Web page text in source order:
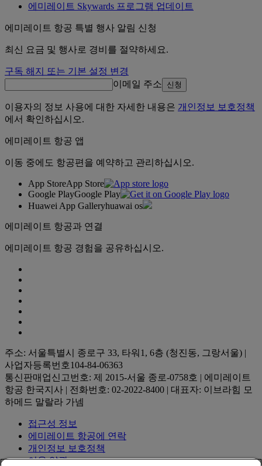
에미레이트 Skywards 프로그램 업데이트
에미레이트 항공 특별 행사 알림 신청
최신 요금 및 행사로 경비를 절약하세요.
구독 해지 또는 기본 설정 변경
이메일 주소
신청
이용자의 정보 사용에 대한 자세한 내용은 개인정보 보호정책
에서 확인하십시오.
에미레이트 항공 앱
이동 중에도 항공편을 예약하고 관리하십시오.
App StoreApp Store
Google PlayGoogle Play
Huawei App Galleryhuawai os
에미레이트 항공과 연결
에미레이트 항공 경험을 공유하십시오.
주소: 서울특별시 종로구 33, 타워1, 6층 (청진동, 그랑서울) |
사업자등록번호104-84-06363
통신판매업신고번호: 제 2015-서울 종로-0758호 | 에미레이트
항공 한국지사 | 전화번호: 02-2022-8400 | 대표자: 이브라힘 모
하메드 말랄라 가넴
접근성 정보
에미레이트 항공에 연락
개인정보 보호정책
이용 약관